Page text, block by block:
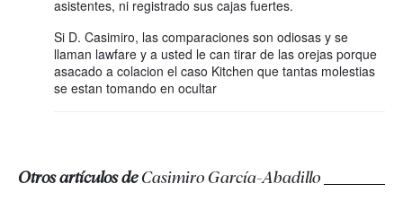
asistentes, ni registrado sus cajas fuertes.
Si D. Casimiro, las comparaciones son odiosas y se
llaman lawfare y a usted le can tirar de las orejas porque
asacado a colacion el caso Kitchen que tantas molestias
se estan tomando en ocultar
Otros artículos deCasimiro García-Abadillo